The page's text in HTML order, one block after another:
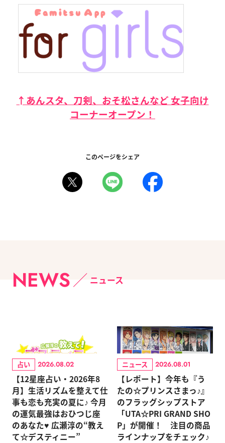
↑あんスタ、刀剣、おそ松さんなど 女子向け
コーナーオープン！
このページをシェア
NEWS ニュース
占い 2026.08.02
【12星座占い・2026年8
月】生活リズムを整えて仕
事も恋も充実の夏に♪ 今月
の運気最強はおひつじ座
のあなた♥ 広瀬淳の“教え
て☆デスティニー”
ニュース 2026.08.01
【レポート】今年も『う
たの☆プリンスさまっ♪』
のフラッグシップストア
「UTA☆PRI GRAND SHO
P」が開催！ 注目の商品
ラインナップをチェック♪